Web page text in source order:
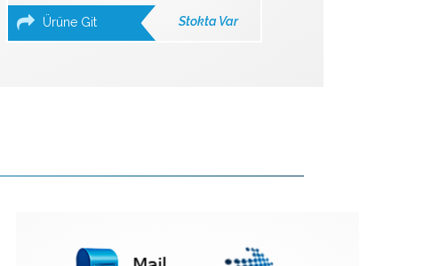
Ürüne Git Stokta Var